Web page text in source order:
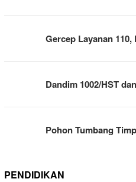
Gercep Layanan
Dandim 1002/HST
Pohon Tumbang
PENDIDIKAN